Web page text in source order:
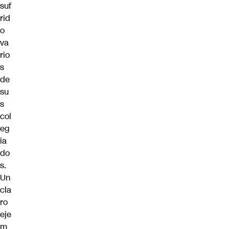
suf
rid
o
va
rio
s
de
su
s
col
eg
ia
do
s.
Un
cla
ro
eje
m